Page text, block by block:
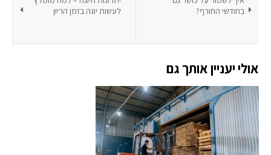
לעשות יוגה בזמן הריון
בחודשי החורף?
אולי יעניין אותך גם